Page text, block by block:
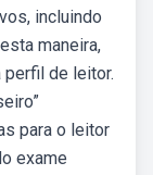
incluindo
maneira,
perfil de leitor.
para o leitor
exame